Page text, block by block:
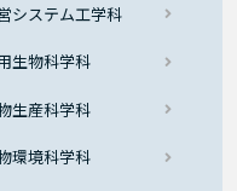
ステム工学科
生物科学科
生産科学科
環境科学科